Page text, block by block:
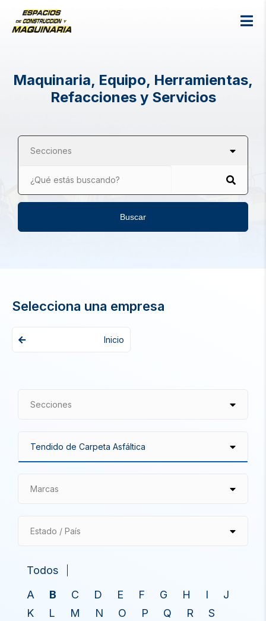
Maquinaria, Equipo, Herramientas,
Refacciones y Servicios
Secciones
¿Qué estás buscando?
Buscar
Selecciona una empresa
Inicio
Secciones
Marcas
Estado / País
Todos
A
B C D E F G H I
J
K
L M N O P Q R
S